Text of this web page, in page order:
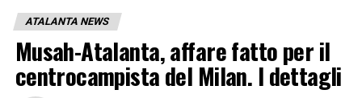
ATALANTA NEWS
Musah-Atalanta, affare fatto per il
centrocampista del Milan. I dettagli